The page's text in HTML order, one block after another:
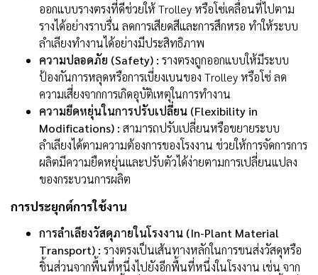
ออกแบบรางตรงที่ดีช่วยให้ Trolley หรือโซ่เคลื่อนที่ไปตาม
รางได้อย่างราบรื่น ลดการเสียดสีและการสึกหรอ ทำให้ระบบ
ลำเลียงทำงานได้อย่างมีประสิทธิภาพ
ความปลอดภัย (Safety) : รางตรงถูกออกแบบให้มีระบบ
ป้องกันการหลุดหรือการเบี่ยงเบนของ Trolley หรือโซ่ ลด
ความเสี่ยงจากการเกิดอุบัติเหตุในการทำงาน
ความยืดหยุ่นในการปรับเปลี่ยน (Flexibility in
Modifications) : สามารถปรับเปลี่ยนหรือขยายระบบ
ลำเลียงได้ตามความต้องการของโรงงาน ช่วยให้การจัดการการ
ผลิตมีความยืดหยุ่นและปรับตัวได้ง่ายตามการเปลี่ยนแปลง
ของกระบวนการผลิต
การประยุกต์การใช้งาน
การลำเลียงวัสดุภายในโรงงาน (In-Plant Material
Transport) : รางตรงเป็นเส้นทางหลักในการขนส่งวัสดุหรือ
ชิ้นส่วนจากพื้นที่หนึ่งไปยังอีกพื้นที่หนึ่งในโรงงาน เช่น จาก